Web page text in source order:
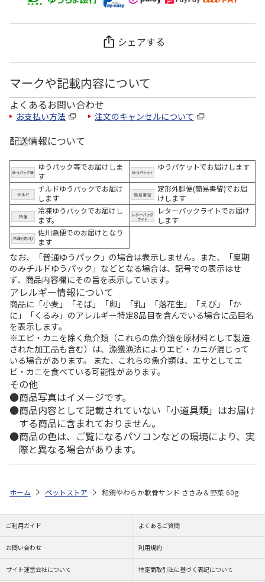
シェアする
マークや記載内容について
よくあるお問い合わせ
お支払い方法 注文のキャンセルについて
配送情報について
ゆうパック等でお届けしま
す
ゆうパケットでお届けします
チルドゆうパックでお届け
します
定形外郵便(簡易書留)でお届
けします
冷凍ゆうパックでお届けし
ます。
レターパックライトでお届け
します
佐川急便でのお届けとなり
ます
なお、「普通ゆうパック」の場合は表示しません。また、「夏期
のみチルドゆうパック」などとなる場合は、記号での表示はせ
ず、商品内容欄にその旨を表示しています。
アレルギー情報について
商品に「小麦」「そば」「卵」「乳」「落花生」「えび」「か
に」「くるみ」のアレルギー特定8品目を含んでいる場合に品目名
を表示します。
※エビ・カニを除く魚介類（これらの魚介類を原材料として製造
された加工品も含む）は、漁獲漁法によりエビ・カニが混じって
いる場合があります。 また、これらの魚介類は、エサとしてエ
ビ・カニを食べている可能性があります。
その他
商品写真はイメージです。
商品内容として記載されていない「小道具類」はお届け
する商品に含まれておりません。
商品の色は、ご覧になるパソコンなどの環境により、実
際と異なる場合があります。
ホーム ペットストア 和鶏やわらか軟骨サンド ささみ＆野菜 60g
ご利用ガイド よくあるご質問
お問い合わせ 利用規約
サイト運営会社について 特定商取引法に基づく表記について